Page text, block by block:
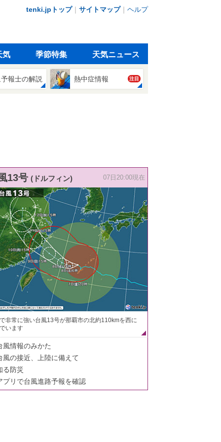
tenki.jpトップ｜ サイトマップ｜ ヘルプ
気 季節特集 天気ニュース
報士の解説 熱中症情報 注目
13号 (ドルフィン) 07日20:00現在
非常に強い台風13号が那覇市の北約110kmを西に
います
風情報のみかた
風の接近、上陸に備えて
る防災
プリで台風進路予報を確認